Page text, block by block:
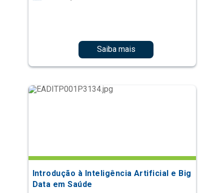
Saiba mais
Introdução à Inteligência Artificial e Big
Data em Saúde